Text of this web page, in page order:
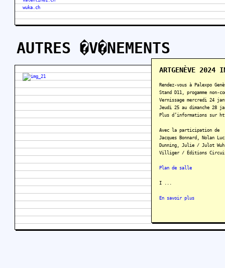
wuka.ch
AUTRES �V�NEMENTS
ARTGENÈVE 2024
Rendez-vous à Palexpo
Stand D11, progamme non-
Vernissage mercredi 24
Jeudi 25 au dimanche 28
Plus d’informations sur
Avec la participation de
Jacques Bonnard, Nolan
Dunning, Julie / Julot
Villiger / Éditions
Plan de salle
I ...
En savoir plus